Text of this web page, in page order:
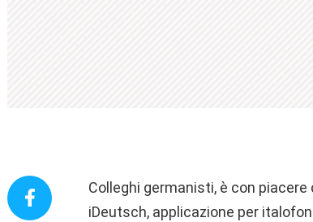
Colleghi germanisti, è con
iDeutsch, applicazione per